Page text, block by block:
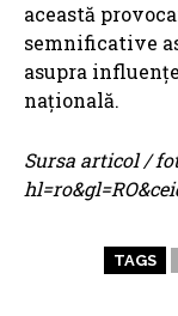
această
semnificative
asupra
națională.
Sursa articol /
TAGS